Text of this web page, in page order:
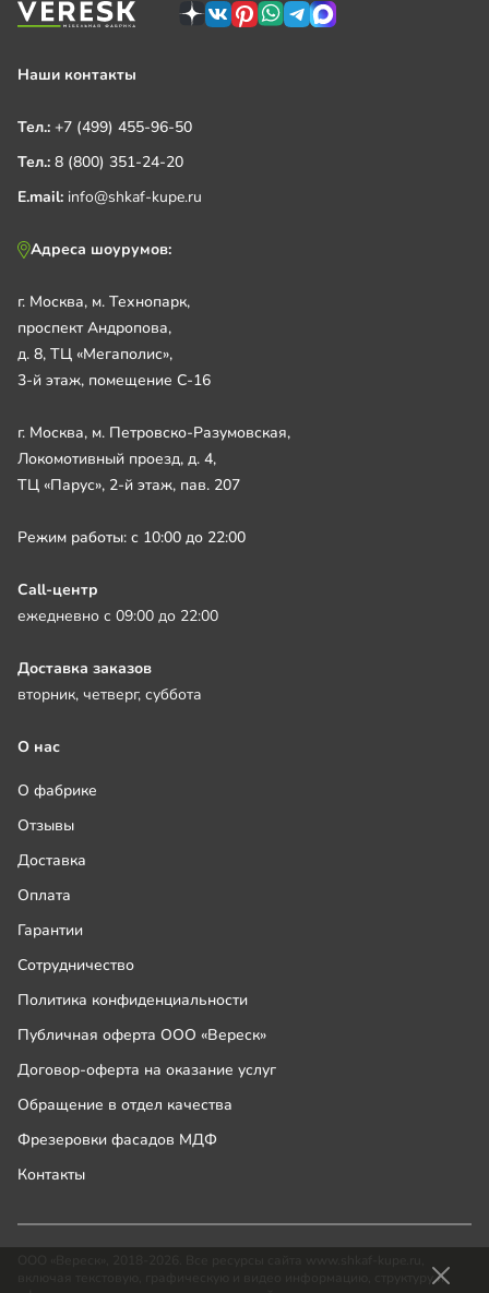
Наши контакты
Тел.: +7 (499) 455-96-50
Тел.: 8 (800) 351-24-20
E.mail: info@shkaf-kupe.ru
Адреса шоурумов:
г. Москва, м. Технопарк,
проспект Андропова,
д. 8, ТЦ «Мегаполис»,
3-й этаж, помещение С-16
г. Москва, м. Петровско-Разумовская,
Локомотивный проезд, д. 4,
ТЦ «Парус», 2-й этаж, пав. 207
Режим работы: с 10:00 до 22:00
Call-центр
ежедневно с 09:00 до 22:00
Доставка заказов
вторник, четверг, суббота
О нас
О фабрике
Отзывы
Доставка
Оплата
Гарантии
Сотрудничество
Политика конфиденциальности
Публичная оферта ООО «Вереск»
Договор-оферта на оказание услуг
Обращение в отдел качества
Фрезеровки фасадов МДФ
Контакты
включая текстовую, графическую и видео информацию, структуру и